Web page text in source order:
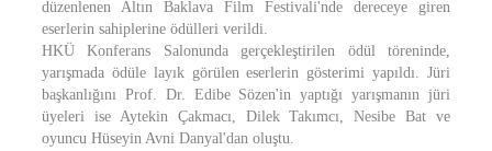
düzenlenen Altın Baklava Film Festivali'nde dereceye giren
eserlerin sahiplerine ödülleri verildi.
HKÜ Konferans Salonunda gerçekleştirilen ödül töreninde,
yarışmada ödüle layık görülen eserlerin gösterimi yapıldı. Jüri
başkanlığını Prof. Dr. Edibe Sözen'in yaptığı yarışmanın jüri
üyeleri ise Aytekin Çakmacı, Dilek Takımcı, Nesibe Bat ve
oyuncu Hüseyin Avni Danyal'dan oluştu.